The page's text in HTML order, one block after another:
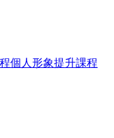
個人形象提升課程